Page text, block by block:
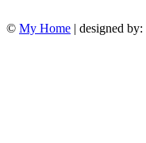
© My Home | designed